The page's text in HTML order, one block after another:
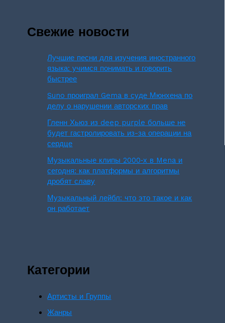
Свежие новости
Лучшие песни для изучения иностранного
языка: учимся понимать и говорить
быстрее
Suno проиграл Gema в суде Мюнхена по
делу о нарушении авторских прав
Гленн Хьюз из deep purple больше не
будет гастролировать из-за операции на
сердце
Музыкальные клипы 2000‑х в Mena и
сегодня: как платформы и алгоритмы
дробят славу
Музыкальный лейбл: что это такое и как
он работает
Категории
Артисты и Группы
Жанры